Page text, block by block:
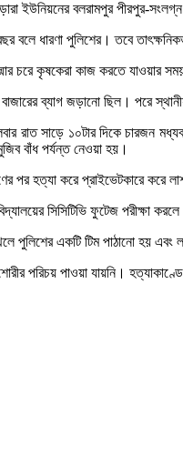
ইউনিয়নের বলরামপুর পীরপুর-
বলে ধারণা পুলিশের। তবে
চরে কৃষকেরা কাজ করতে যাওয়ার
ব্যাগ জড়ানো ছিল। পরে
রাত সাড়ে ১০টার দিকে চারজন
বাঁধ পর্যন্ত নেওয়া হয়।
পর হত্যা করে প্রাইভেটকারে করে
সিসিটিভি ফুটেজ পরীক্ষা
পুলিশের একটি টিম পাঠানো হয়
পরিচয় পাওয়া যায়নি।